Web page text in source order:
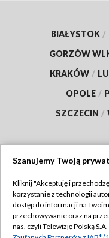
BIAŁYSTOK /
GORZÓW
KRAKÓW /
OPOLE /
SZCZECIN /
Abonament TVP
Emisja w TVP
Szanujemy Twoją
Kliknij "Akceptuję i
korzystanie z technologii
dostęp do informacji na
przechowywanie oraz na
nas, czyli Telewizję Polską